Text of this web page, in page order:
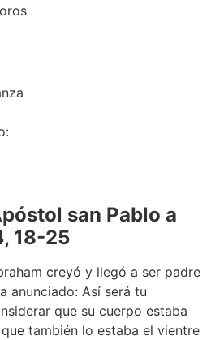
san Pablo a
18-25
creyó y llegó a ser padre
anunciado: Así será tu
que su cuerpo estaba
también lo estaba el vientre